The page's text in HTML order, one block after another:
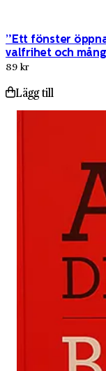
”Ett fönster
valfrihet och
89 kr
Lägg till